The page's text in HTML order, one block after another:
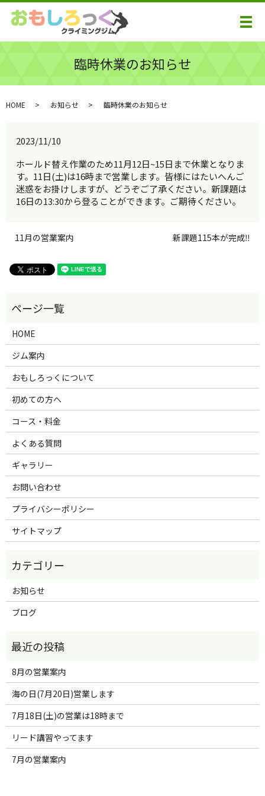
メ
臨時休業のお知らせ
HOME お知らせ 臨時休業のお知らせ
2023/11/10
ホールド替え作業のため11月12日~15日まで休業となりま
す。11日(土)は16時まで営業します。皆様にはたいへんご
迷惑をお掛けしますが、どうぞご了承ください。新課題は
16日の13:30から登ることができます。ご期待ください。
11月の営業案内 新課題115本が完成‼️
HOME
ジム案内
おもしろっくについて
初めての方へ
コース・料金
よくある質問
ギャラリー
お問い合わせ
プライバシーポリシー
サイトマップ
お知らせ
ブログ
8月の営業案内
海の日(7月20日)営業します
7月18日(土)の営業は18時まで
リード講習やってます
7月の営業案内